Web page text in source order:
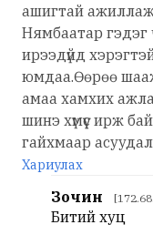
ашигтай ажиллаж
Нямбаатар гэдэг
ирээдүйд
юмдаа.Өөрөө
амаа хамхих
шинэ хүмүүс ирж
гайхмаар асуудал
Хариулах
Зочин
Битий хуц